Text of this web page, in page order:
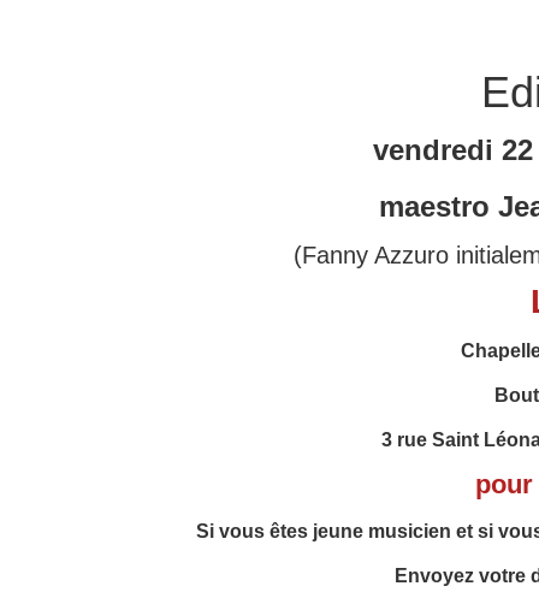
vendredi
maestro
(Fanny Azzuro
3 rue Saint
Si vous êtes jeune musicien et si
Envoyezvotre